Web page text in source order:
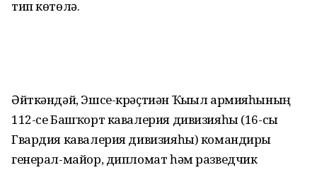
тип көтөлә.
Әйткәндәй, Эшсе-крәҫтиән Ҡыҙыл армияһының
112-се Башҡорт кавалерия дивизияһы (16-сы
Гвардия кавалерия дивизияһы) командиры
генерал-майор, дипломат һәм разведчик